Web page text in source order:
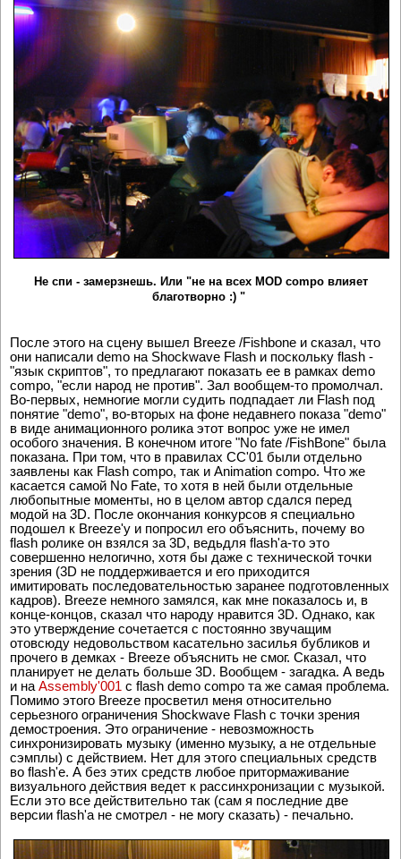
Не спи - замерзнешь. Или "не на всех MOD compo влияет
благотворно :) "
После этого на сцену вышел Breeze /Fishbone и сказал, что
они написали demo на Shockwave Flash и поскольку flash -
"язык скриптов", то предлагают показать ее в рамках demo
compo, "если народ не против". Зал вообщем-то промолчал.
Во-первых, немногие могли судить подпадает ли Flash под
понятие "demo", во-вторых на фоне недавнего показа "demo"
в виде анимационного ролика этот вопрос уже не имел
особого значения. В конечном итоге "No fate /FishBone" была
показана. При том, что в правилах CC'01 были отдельно
заявлены как Flash compo, так и Animation compo. Что же
касается самой No Fate, то хотя в ней были отдельные
любопытные моменты, но в целом автор сдался перед
модой на 3D. После окончания конкурсов я специально
подошел к Breeze'у и попросил его объяснить, почему во
flash ролике он взялся за 3D, ведьдля flash'a-то это
совершенно нелогично, хотя бы даже с технической точки
зрения (3D не поддерживается и его приходится
имитировать последовательностью заранее подготовленных
кадров). Breeze немного замялся, как мне показалось и, в
конце-концов, сказал что народу нравится 3D. Однако, как
это утверждение сочетается с постоянно звучащим
отовсюду недовольством касательно засилья бубликов и
прочего в демках - Breeze объяснить не смог. Сказал, что
планирует не делать больше 3D. Вообщем - загадка. А ведь
и на Assembly'001 с flash demo compo та же самая проблема.
Помимо этого Breeze просветил меня относительно
серьезного ограничения Shockwave Flash с точки зрения
демостроения. Это ограничение - невозможность
синхронизировать музыку (именно музыку, а не отдельные
сэмплы) с действием. Нет для этого специальных средств
во flash'e. А без этих средств любое притормаживание
визуального действия ведет к рассинхронизации с музыкой.
Если это все действительно так (сам я последние две
версии flash'a не смотрел - не могу сказать) - печально.